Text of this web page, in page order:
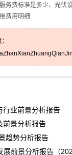
务费标准是多少、光伏
费用明细
行业前景分析报告
前景分析报告
趋势分析报告
展前景分析报告（